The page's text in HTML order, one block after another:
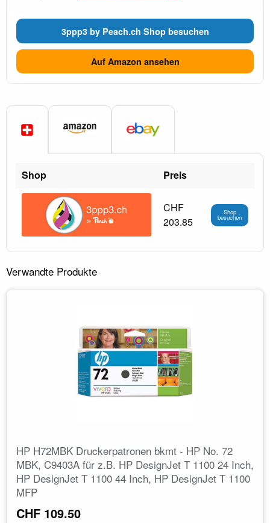
3ppp3 by Peach.ch Shop besuchen
Auf Amazon ansehen
Shop Preis
CHF
203.85
Shop
besuchen
Verwandte Produkte
HP H72MBK Druckerpatronen bkmt - HP No. 72
MBK, C9403A für z.B. HP DesignJet T 1100 24 Inch,
HP DesignJet T 1100 44 Inch, HP DesignJet T 1100
MFP
CHF 109.50